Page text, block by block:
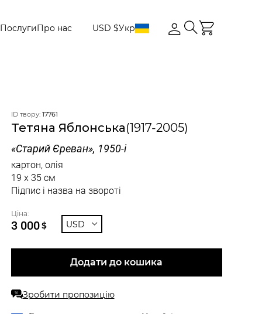
ПослугиПро нас USD $Укр
ID твору: 17761
Тетяна Яблонська(1917-2005)
«Старий Єреван», 1950-і
картон, олія
19 x 35 см
Підпис і назва на звороті
Ціна:
3 000$ USD
Додати до кошика
% Зробити пропозицію